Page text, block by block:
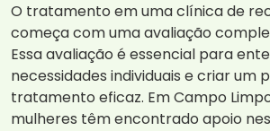
O tratamento em uma clínica de
começa com uma avaliação
Essa avaliação é essencial para
necessidades individuais e criar um
tratamento eficaz. Em Campo
mulheres têm encontrado apoio